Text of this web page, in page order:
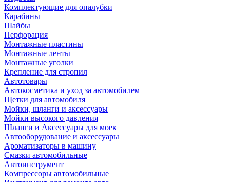
Комплектующие для опалубки
Карабины
Шайбы
Перфорация
Монтажные пластины
Монтажные ленты
Монтажные уголки
Крепление для стропил
Автотовары
Автокосметика и уход за автомобилем
Щетки для автомобиля
Мойки, шланги и аксессуары
Мойки высокого давления
Шланги и Аксессуары для моек
Автооборудование и аксессуары
Ароматизаторы в машину
Смазки автомобильные
Автоинструмент
Компрессоры автомобильные